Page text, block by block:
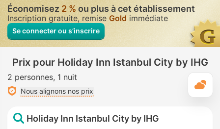
Économisez2 %ou plus à cet établissement
Inscription gratuite, remise Gold immédiate
Se connecter ou s’inscrire
Prix pour Holiday Inn Istanbul City by IHG
2 personnes 1 nuit
Nous alignons nos prix
Holiday Inn Istanbul City by IHG